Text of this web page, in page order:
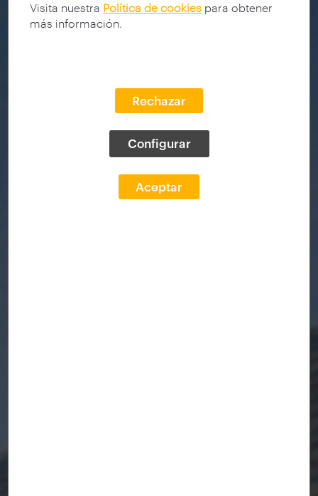
Visita nuestra Política de cookies para obtener
más información.
Rechazar
Configurar
Aceptar